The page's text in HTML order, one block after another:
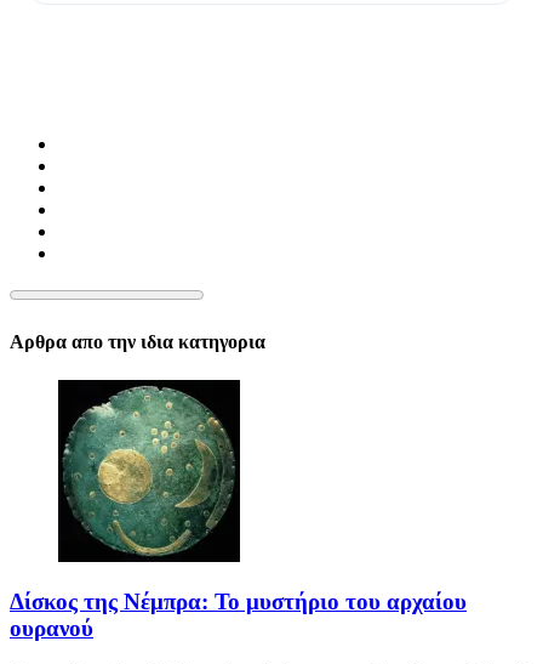
Αρθρα απο την ιδια κατηγορια
Δίσκος της Νέμπρα: Το μυστήριο του αρχαίου
ουρανού